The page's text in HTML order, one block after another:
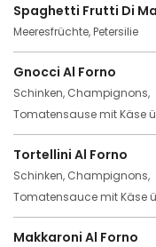
Spaghetti Frutti Di
Meeresfrüchte, Petersilie
Gnocci Al Forno
Schinken, Champignons,
Tomatensause mit Käse
Tortellini Al Forno
Schinken, Champignons,
Tomatensauce mit Käse
Makkaroni Al Forno